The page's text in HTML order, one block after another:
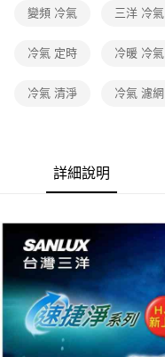
變頻 冷氣 三洋 冷氣
冷氣 定時 冷暖 冷氣
冷氣 清淨 冷氣 濾網
詳細說明